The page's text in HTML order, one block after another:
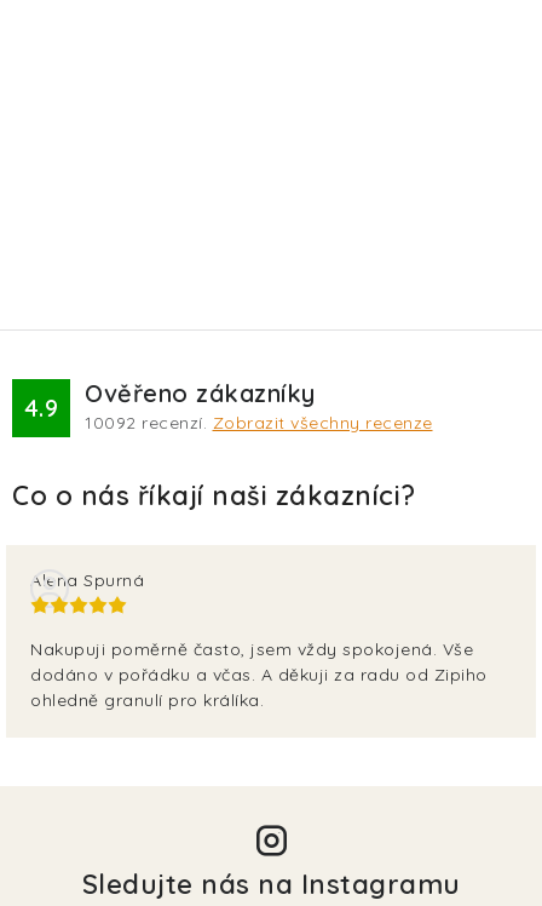
4.9 Ověřeno zákazníky
10092 recenzí. Zobrazit všechny recenze
Alena Spurná
Nakupuji poměrně často, jsem vždy spokojená. Vše
dodáno v pořádku a včas. A děkuji za radu od Zipiho
ohledně granulí pro králíka.
Sledujte nás na Instagramu